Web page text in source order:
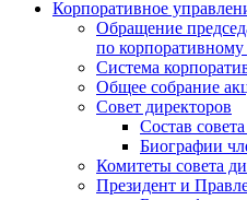
Корпоративное
Обращение
по
Система
Общее собрание
Совет директоров
Состав
Биографии
Комитеты совета
Президент и